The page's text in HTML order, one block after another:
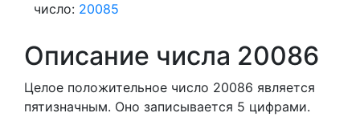
число: 20085
Описание числа 20086
Целое положительное число 20086 является
пятизначным. Оно записывается 5 цифрами.